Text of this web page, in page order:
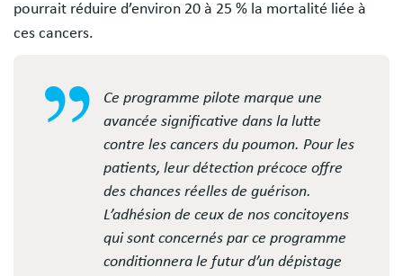
pourrait réduire d’environ 20 à 25 % la mortalité liée à
ces cancers.
Ce programme pilote marque une
avancée significative dans la lutte
contre les cancers du poumon. Pour les
patients, leur détection précoce offre
des chances réelles de guérison.
L’adhésion de ceux de nos concitoyens
qui sont concernés par ce programme
conditionnera le futur d’un dépistage